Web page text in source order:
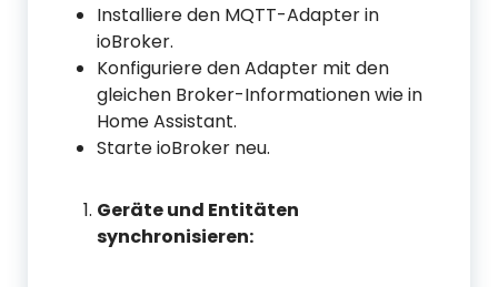
Installiere den MQTT-Adapter in
ioBroker.
Konfiguriere den Adapter mit den
gleichen Broker-Informationen wie in
Home Assistant.
Starte ioBroker neu.
Geräte und Entitäten
synchronisieren: